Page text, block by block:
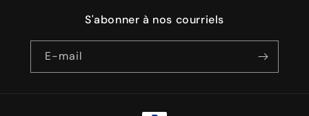
S'abonner à nos courriels
E-mail
Moyens